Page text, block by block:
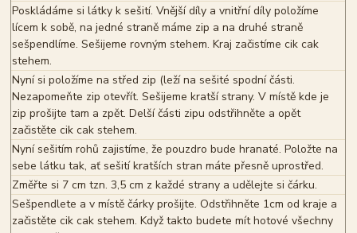
Poskládáme si látky k sešití. Vnější díly a vnitřní díly položíme
lícem k sobě, na jedné straně máme zip a na druhé straně
sešpendlíme. Sešijeme rovným stehem. Kraj začistíme cik cak
stehem.
Nyní si položíme na střed zip (leží na sešité spodní části.
Nezapomeňte zip otevřít. Sešijeme kratší strany. V místě kde je
zip prošijte tam a zpět. Delší části zipu odstřihněte a opět
začistěte cik cak stehem.
Nyní sešitím rohů zajistíme, že pouzdro bude hranaté. Položte na
sebe látku tak, ať sešití kratších stran máte přesně uprostřed.
Změřte si 7 cm tzn. 3,5 cm z každé strany a udělejte si čárku.
Sešpendlete a v místě čárky prošijte. Odstřihněte 1cm od kraje a
začistěte cik cak stehem. Když takto budete mít hotové všechny